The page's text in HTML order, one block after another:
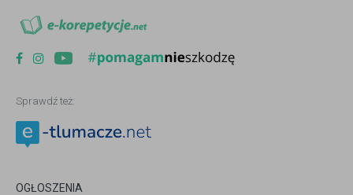
Sprawdź też:
OGŁOSZENIA